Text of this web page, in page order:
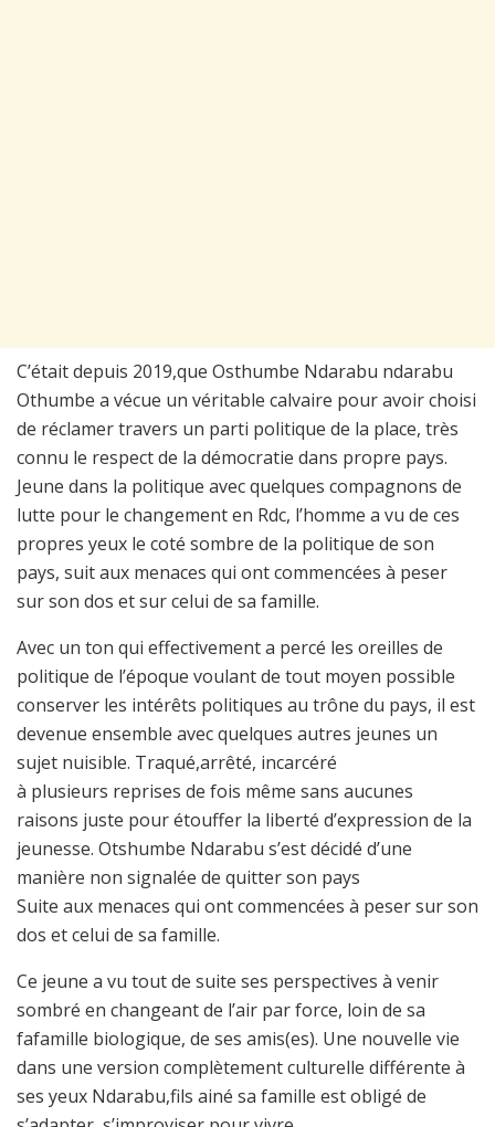
C’était depuis 2019,que Osthumbe Ndarabu ndarabu
Othumbe a vécue un véritable calvaire pour avoir choisi
de réclamer travers un parti politique de la place, très
connu le respect de la démocratie dans propre pays.
Jeune dans la politique avec quelques compagnons de
lutte pour le changement en Rdc, l’homme a vu de ces
propres yeux le coté sombre de la politique de son
pays, suit aux menaces qui ont commencées à peser
sur son dos et sur celui de sa famille.
Avec un ton qui effectivement a percé les oreilles de
politique de l’époque voulant de tout moyen possible
conserver les intérêts politiques au trône du pays, il est
devenue ensemble avec quelques autres jeunes un
sujet nuisible. Traqué,arrêté, incarcéré
à plusieurs reprises de fois même sans aucunes
raisons juste pour étouffer la liberté d’expression de la
jeunesse. Otshumbe Ndarabu s’est décidé d’une
manière non signalée de quitter son pays
Suite aux menaces qui ont commencées à peser sur son
dos et celui de sa famille.
Ce jeune a vu tout de suite ses perspectives à venir
sombré en changeant de l’air par force, loin de sa
fafamille biologique, de ses amis(es). Une nouvelle vie
dans une version complètement culturelle différente à
ses yeux Ndarabu,fils ainé sa famille est obligé de